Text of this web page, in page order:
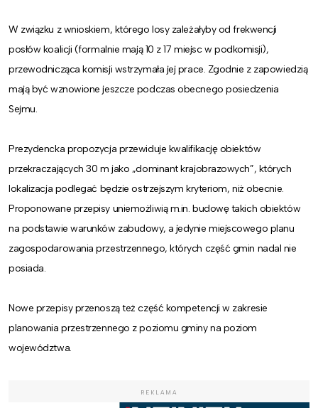
W związku z wnioskiem, którego losy zależałyby od frekwencji
posłów koalicji (formalnie mają 10 z 17 miejsc w podkomisji),
przewodnicząca komisji wstrzymała jej prace. Zgodnie z zapowiedzią
mają być wznowione jeszcze podczas obecnego posiedzenia
Sejmu.
Prezydencka propozycja przewiduje kwalifikację obiektów
przekraczających 30 m jako „dominant krajobrazowych”, których
lokalizacja podlegać będzie ostrzejszym kryteriom, niż obecnie.
Proponowane przepisy uniemożliwią m.in. budowę takich obiektów
na podstawie warunków zabudowy, a jedynie miejscowego planu
zagospodarowania przestrzennego, których część gmin nadal nie
posiada.
Nowe przepisy przenoszą też część kompetencji w zakresie
planowania przestrzennego z poziomu gminy na poziom
województwa.
REKLAMA